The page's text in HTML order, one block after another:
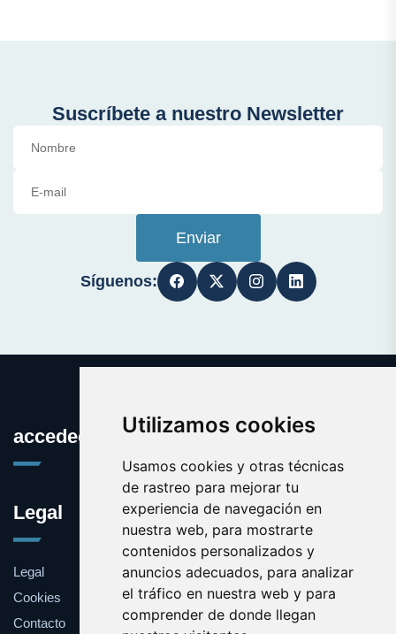
Utilizamos cookies
Usamos cookies y otras técnicas
de rastreo para mejorar tu
experiencia de navegación en
nuestra web, para mostrarte
contenidos personalizados y
anuncios adecuados, para analizar
el tráfico en nuestra web y para
comprender de donde llegan
Suscríbete a nuestro Newsletter
Enviar
Síguenos:
accedeonline.com
Legal
Legal
Cookies
Contacto